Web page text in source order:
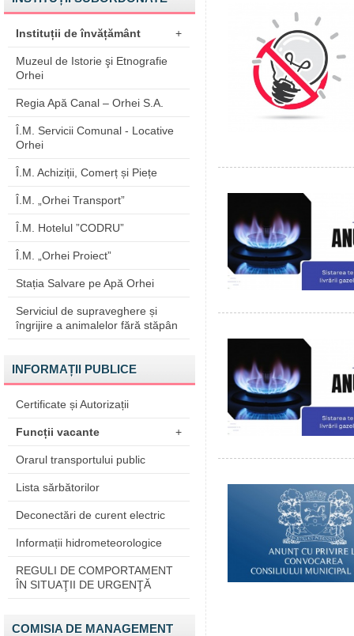
Instituții de învățământ +
Muzeul de Istorie şi Etnografie
Orhei
Regia Apă Canal – Orhei S.A.
Î.M. Servicii Comunal - Locative
Orhei
Î.M. Achiziții, Comerț și Piețe
Î.M. „Orhei Transport”
Î.M. Hotelul ”CODRU”
Î.M. „Orhei Proiect”
Stația Salvare pe Apă Orhei
Serviciul de supraveghere și
îngrijire a animalelor fără stăpân
INFORMAȚII PUBLICE
Certificate și Autorizații
Funcții vacante +
Orarul transportului public
Lista sărbătorilor
Deconectări de curent electric
Informații hidrometeorologice
REGULI DE COMPORTAMENT
ÎN SITUAŢII DE URGENŢĂ
COMISIA DE MANAGEMENT